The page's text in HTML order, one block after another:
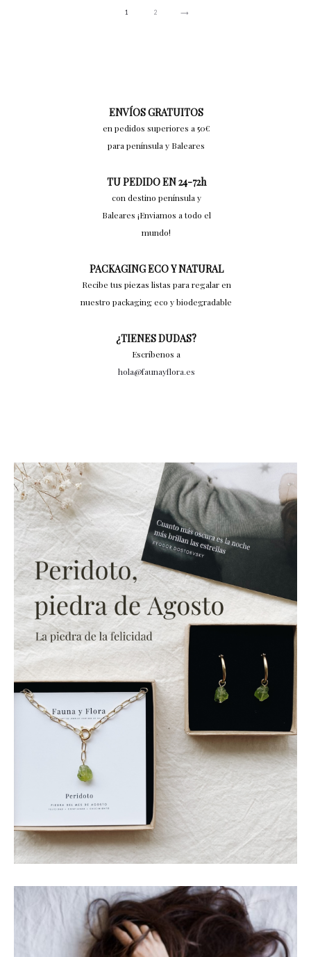
1 2
ENVÍOS GRATUITOS
en pedidos superiores a 50€
para península y Baleares
TU PEDIDO EN 24-72h
con destino península y
Baleares ¡Enviamos a todo el
mundo!
PACKAGING ECO Y NATURAL
Recibe tus piezas listas para regalar en
nuestro packaging eco y biodegradable
¿TIENES DUDAS?
Escríbenos a
hola@faunayflora.es